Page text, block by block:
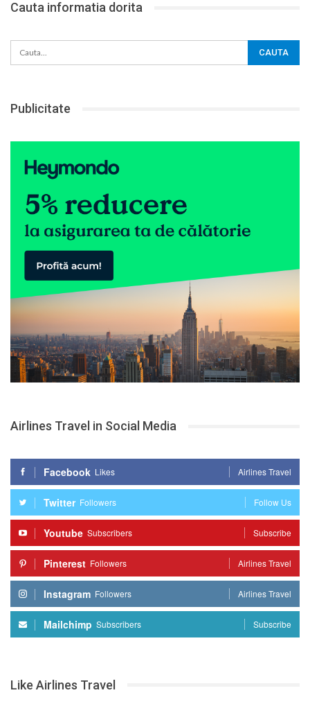
Cauta informatia dorita
Publicitate
Airlines Travel in Social Media
Facebook Likes Airlines Travel
Twitter Followers Follow Us
Youtube Subscribers Subscribe
Pinterest Followers Airlines Travel
Instagram Followers Airlines Travel
Mailchimp Subscribers Subscribe
Like Airlines Travel